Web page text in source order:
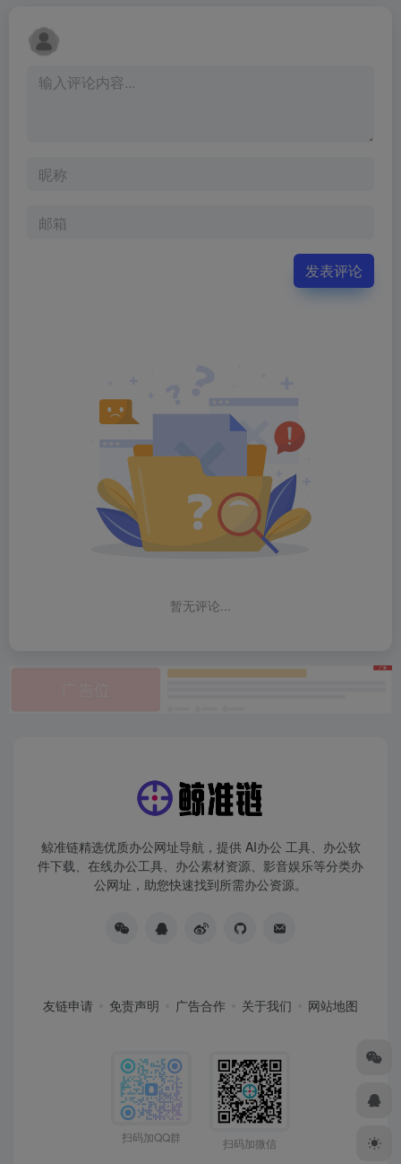
发表评论
暂无评论...
鲸准链精选优质办公网址导航，提供 AI办公 工具、办公软
件下载、在线办公工具、办公素材资源、影音娱乐等分类办
公网址，助您快速找到所需办公资源。
友链申请 免责声明 广告合作 关于我们 网站地图
扫码加QQ群 扫码加微信